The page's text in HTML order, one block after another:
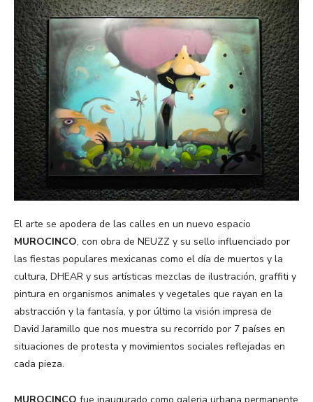
El arte se apodera de las calles en un nuevo espacio
MUROCINCO, con obra de NEUZZ y su sello influenciado por
las fiestas populares mexicanas como el día de muertos y la
cultura, DHEAR y sus artísticas mezclas de ilustración, graffiti y
pintura en organismos animales y vegetales que rayan en la
abstracción y la fantasía, y por último la visión impresa de
David Jaramillo que nos muestra su recorrido por 7 países en
situaciones de protesta y movimientos sociales reflejadas en
cada pieza.